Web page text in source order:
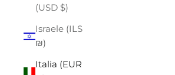
(USD $)
Israele (ILS
₪)
Italia (EUR